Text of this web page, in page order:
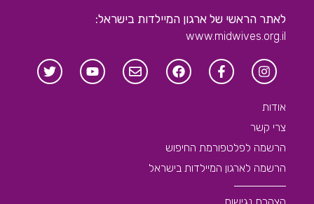
לאתר הראשי של ארגון המיילדות בישראל:
www.midwives.org.il
אודות
צרי קשר
הרשמה לפלטפורמת החיפוש
הרשמה לארגון המיילדות בישראל